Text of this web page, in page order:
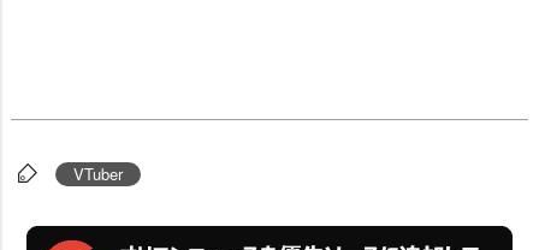
VTuber